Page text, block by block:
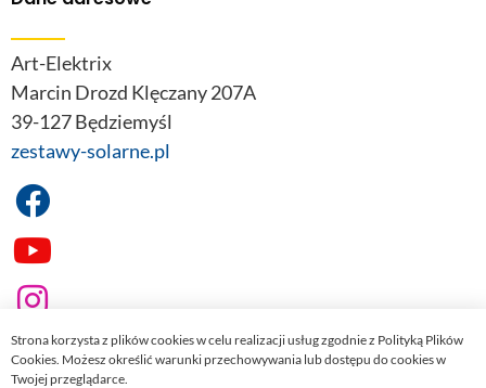
Art-Elektrix
Marcin Drozd Klęczany 207A
39-127 Będziemyśl
zestawy-solarne.pl
Strona korzysta z plików cookies w celu realizacji usług zgodnie z Polityką Plików
Cookies. Możesz określić warunki przechowywania lub dostępu do cookies w
Twojej przeglądarce.